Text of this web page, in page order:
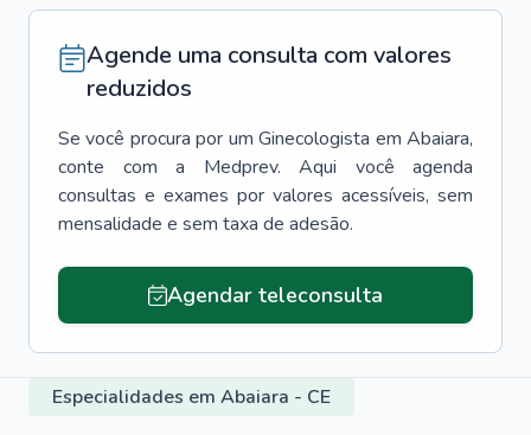
Agende uma consulta com valores
reduzidos
Se você procura por um Ginecologista em Abaiara,
conte com a Medprev. Aqui você agenda
consultas e exames por valores acessíveis, sem
mensalidade e sem taxa de adesão.
Agendar teleconsulta
Especialidades em Abaiara - CE